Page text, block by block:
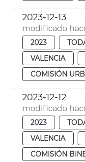
2023-12-13
modificado
2023
VALENCIA
COMISIÓN
2023-12-12
modificado
2023
VALENCIA
COMISIÓN